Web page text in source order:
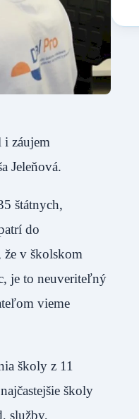
záujem
Jeleňová.
štátnych,
do
v školskom
je to neuveriteľný
vieme
školy z 11
školy
služby,